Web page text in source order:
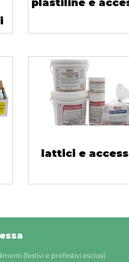
plastiline e
lattici e
(festivi e prefestivi esclusi)